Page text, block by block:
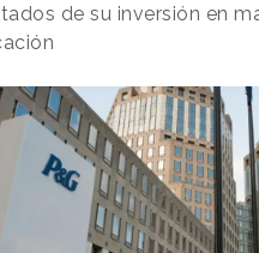
de su inversión en